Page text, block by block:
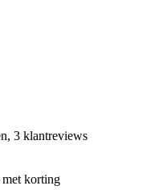
3 klantreviews
korting